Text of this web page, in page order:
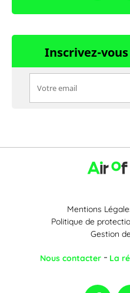
Inscrivez-
Mentions
Politique de
Gestion
Nous contacter La